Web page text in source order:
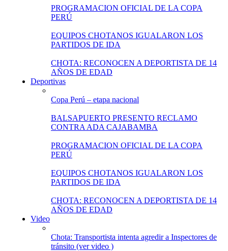
PROGRAMACION OFICIAL DE LA COPA
PERÚ
EQUIPOS CHOTANOS IGUALARON LOS
PARTIDOS DE IDA
CHOTA: RECONOCEN A DEPORTISTA DE 14
AÑOS DE EDAD
Deportivas
Copa Perú – etapa nacional
BALSAPUERTO PRESENTO RECLAMO
CONTRA ADA CAJABAMBA
PROGRAMACION OFICIAL DE LA COPA
PERÚ
EQUIPOS CHOTANOS IGUALARON LOS
PARTIDOS DE IDA
CHOTA: RECONOCEN A DEPORTISTA DE 14
AÑOS DE EDAD
Video
Chota: Transportista intenta agredir a Inspectores de
tránsito (ver video )